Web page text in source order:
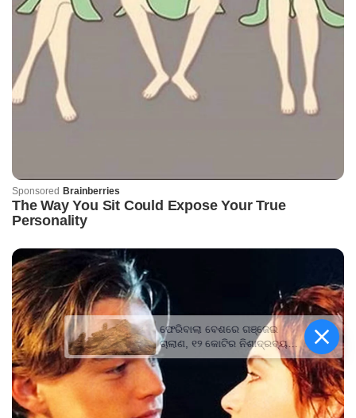
ଫେରିବାଲା ବେଶରେ ଗଞ୍ଜେଇ
ଚାଲାଣ, ୧୨ କୋଟିର ନିଶାଦ୍ରବ୍ୟ
ଜବତ